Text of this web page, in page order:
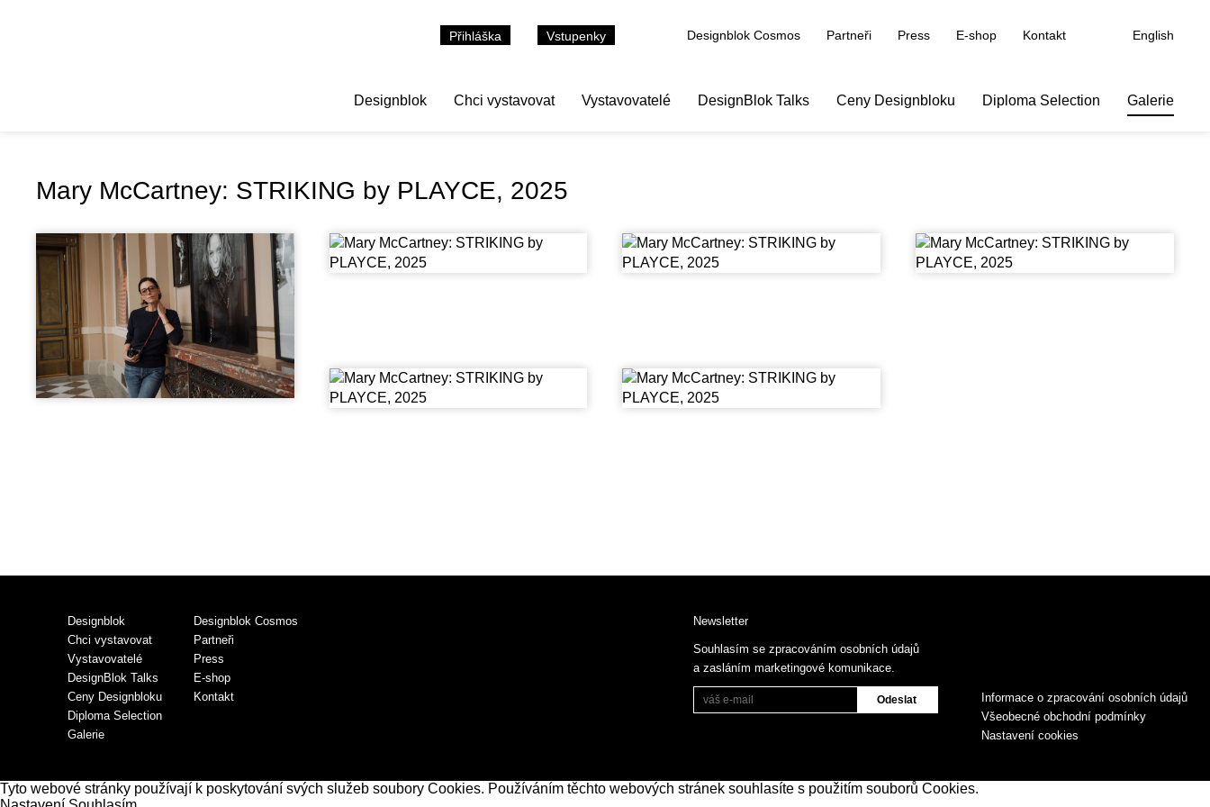
Přihláška Vstupenky Designblok Cosmos Partneři Press E-shop Kontakt English
Designblok Chci vystavovat Vystavovatelé DesignBlok Talks Ceny Designbloku Diploma Selection Galerie
Mary McCartney: STRIKING by PLAYCE, 2025
Designblok
Chci vystavovat
Vystavovatelé
DesignBlok Talks
Ceny Designbloku
Diploma Selection
Galerie
Designblok Cosmos
Partneři
Press
E-shop
Kontakt
Informace o zpracování osobních údajů
Všeobecné obchodní podmínky
Nastavení cookies
Newsletter
Souhlasím se zpracováním osobních údajů
a zasláním marketingové komunikace.
Tyto webové stránky používají k poskytování svých služeb soubory Cookies. Používáním těchto webových stránek souhlasíte s použitím souborů Cookies.